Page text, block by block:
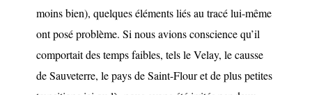
moins bien), quelques éléments liés au tracé lui-même
ont posé problème. Si nous avions conscience qu’il
comportait des temps faibles, tels le Velay, le causse
de Sauveterre, le pays de Saint-Flour et de plus petites